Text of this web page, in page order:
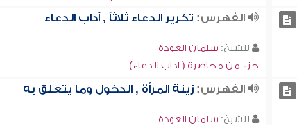
الفهرس: تكرير الدعاء ثلاثاً , آداب الدعاء
للشيخ: سلمان العودة
جزء من محاضرة ( آداب الدعاء)
الفهرس: زينة المرأة , الدخول وما يتعلق به
للشيخ: سلمان العودة